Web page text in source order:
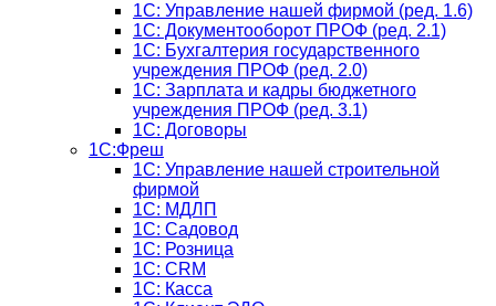
1С: Управление нашей фирмой (ред. 1.6)
1С: Документооборот ПРОФ (ред. 2.1)
1C: Бухгалтерия государственного
учреждения ПРОФ (ред. 2.0)
1C: Зарплата и кадры бюджетного
учреждения ПРОФ (ред. 3.1)
1С: Договоры
1С:Фреш
1С: Управление нашей строительной
фирмой
1С: МДЛП
1С: Садовод
1С: Розница
1C: CRM
1C: Касса